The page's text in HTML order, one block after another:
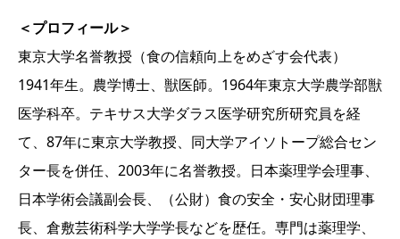
＜プロフィール＞
東京大学名誉教授（食の信頼向上をめざす会代表）
1941年生。農学博士、獣医師。1964年東京大学農学部獣
医学科卒。テキサス大学ダラス医学研究所研究員を経
て、87年に東京大学教授、同大学アイソトープ総合セン
ター長を併任、2003年に名誉教授。日本薬理学会理事、
日本学術会議副会長、（公財）食の安全・安心財団理事
長、倉敷芸術科学大学学長などを歴任。専門は薬理学、